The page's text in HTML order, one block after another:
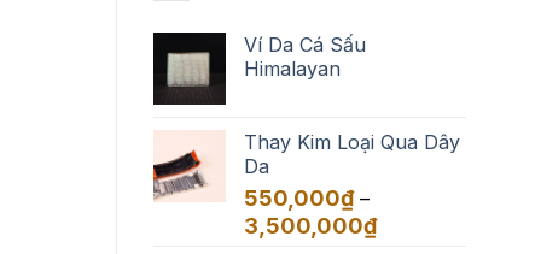
Ví Da Cá Sấu
Himalayan
Thay Kim Loại Qua Dây
Da
550,000₫ –
3,500,000₫Khoảng